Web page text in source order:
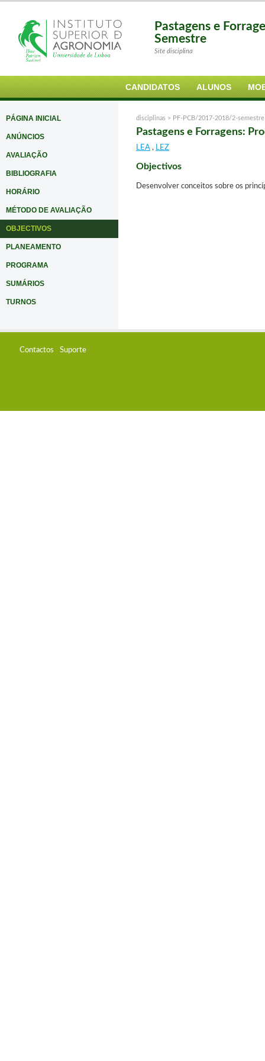
Pastagens e
Semestre
Site disciplina
CANDIDATOS ALUNOS
PÁGINA INICIAL
ANÚNCIOS
AVALIAÇÃO
BIBLIOGRAFIA
HORÁRIO
MÉTODO DE AVALIAÇÃO
OBJECTIVOS
PLANEAMENTO
PROGRAMA
SUMÁRIOS
TURNOS
disciplinas > PF-PCB/2017-2018/2-semestre
Pastagens e Forragens:
LEA , LEZ
Objectivos
Desenvolver conceitos sobre os
Contactos Suporte